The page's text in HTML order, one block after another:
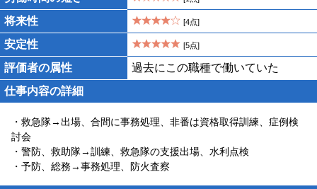
将来性 [4点]
安定性 [5点]
評価者の属性
過去にこの職種で働いていた
仕事内容の詳細
・救急隊→出場、合間に事務処理、非番は資格取得訓練、症例検
討会
・警防、救助隊→訓練、救急隊の支援出場、水利点検
・予防、総務→事務処理、防火査察